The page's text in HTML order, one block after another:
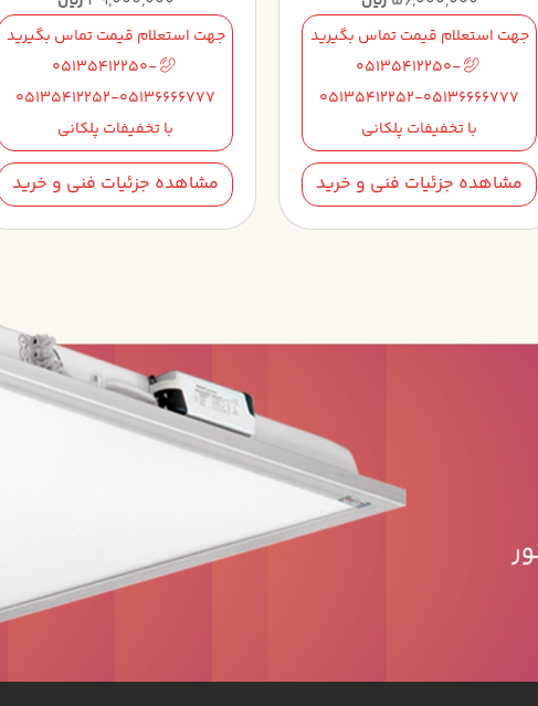
جهت استعلام قیمت تماس بگیرید
05135412250-
05135412252-05136666777
با تخفیفات پلکانی
مشاهده جزئیات فنی و خرید
جهت استعلام قیمت تماس بگیرید
05135412250-
05135412252-05136666777
با تخفیفات پلکانی
مشاهده جزئیات فنی و خرید